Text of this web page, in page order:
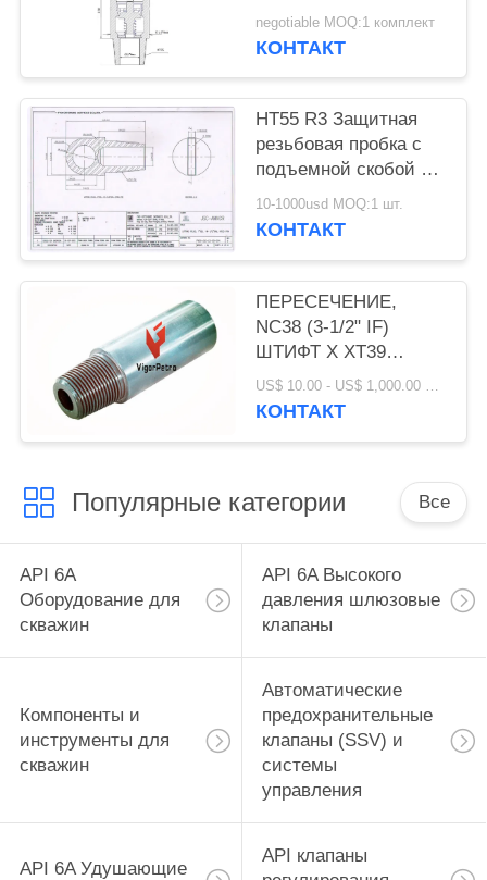
предотвращения
выбросов, рабочее
°C, наружный
диаметр 178 мм x
внутренний диаметр
negotiable MOQ:1 комплект
КОНТАКТ
НТ55 R3 Защитная
резьбовая пробка с
подъемной скобой 7"
НАРУЖ. ДИАМ. X 14-
1/2" ОБЩ. ДЛИНА
10-1000usd MOQ:1 шт.
КОНТАКТ
ПЕРЕСЕЧЕНИЕ,
NC38 (3-1/2" IF)
ШТИФТ X XT39
КОРОБКА X ОБЩАЯ
ДЛИНА 18",
ДИАМЕТР 2.25"
US$ 10.00 - US$ 1,000.00 MOQ:1 шт.
КОНТАКТ
Популярные категории Все
API 6A
Оборудование для
скважин
API 6A Высокого
давления шлюзовые
клапаны
Компоненты и
инструменты для
скважин
Автоматические
предохранительные
клапаны (SSV) и
системы
управления
API 6A Удушающие
API клапаны